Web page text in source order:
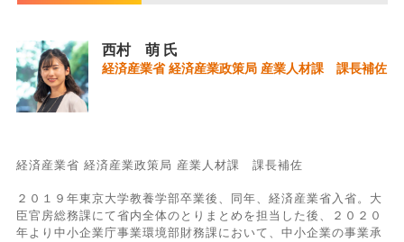
西村 萌 氏
経済産業省 経済産業政策局 産業人材課 課長補佐
経済産業省 経済産業政策局 産業人材課 課長補佐
２０１９年東京大学教養学部卒業後、同年、経済産業省入省。大
臣官房総務課にて省内全体のとりまとめを担当した後、２０２０
年より中小企業庁事業環境部財務課において、中小企業の事業承